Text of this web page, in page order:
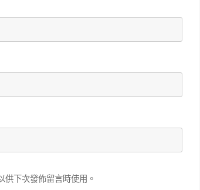
下次發佈留言時使用。